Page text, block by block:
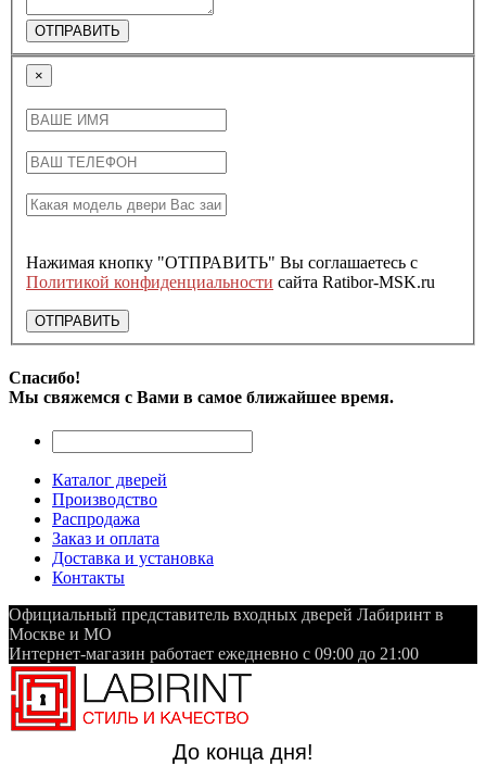
ОТПРАВИТЬ
×
Нажимая кнопку "ОТПРАВИТЬ" Вы соглашаетесь с
Политикой конфиденциальности сайта Ratibor-MSK.ru
ОТПРАВИТЬ
Спасибо!
Мы свяжемся с Вами в самое ближайшее время.
Каталог дверей
Производство
Распродажа
Заказ и оплата
Доставка и установка
Контакты
Официальный представитель входных дверей Лабиринт в
Москве и МО
Интернет-магазин работает ежедневно с 09:00 до 21:00
До конца дня!